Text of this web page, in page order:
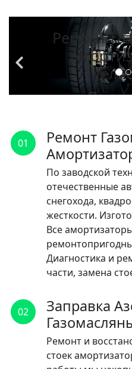
Ремонт
По
01
Ремонт
По заводской
отечественные
снегохода,
жесткости.
Все
Диагностика и
части, замена
02
Заправка
Ремонт и
стоек